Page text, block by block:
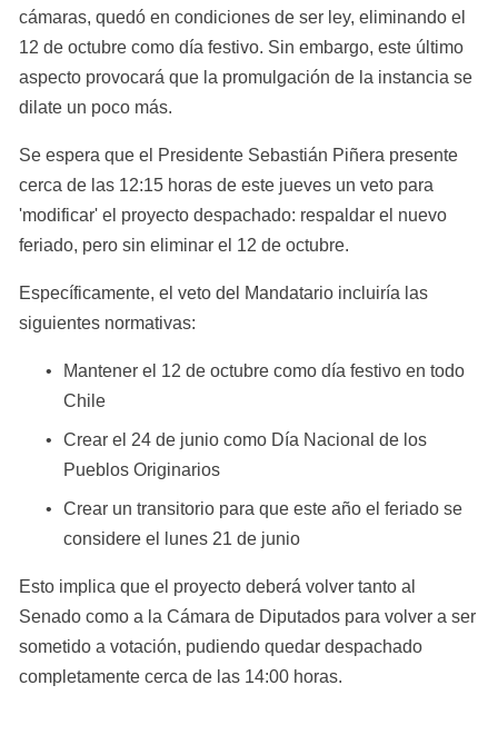
cámaras, quedó en condiciones de ser ley, eliminando el
12 de octubre como día festivo. Sin embargo, este último
aspecto provocará que la promulgación de la instancia se
dilate un poco más.
Se espera que el Presidente Sebastián Piñera presente
cerca de las 12:15 horas de este jueves un veto para
'modificar' el proyecto despachado: respaldar el nuevo
feriado, pero sin eliminar el 12 de octubre.
Específicamente, el veto del Mandatario incluiría las
siguientes normativas:
Mantener el 12 de octubre como día festivo en todo
Chile
Crear el 24 de junio como Día Nacional de los
Pueblos Originarios
Crear un transitorio para que este año el feriado se
considere el lunes 21 de junio
Esto implica que el proyecto deberá volver tanto al
Senado como a la Cámara de Diputados para volver a ser
sometido a votación, pudiendo quedar despachado
completamente cerca de las 14:00 horas.